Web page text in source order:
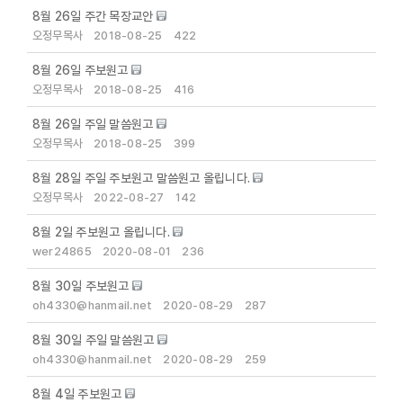
8월 26일 주간 목장교안
오정무목사 2018-08-25 422
8월 26일 주보원고
오정무목사 2018-08-25 416
8월 26일 주일 말씀원고
오정무목사 2018-08-25 399
8월 28일 주일 주보원고 말씀원고 올립니다.
오정무목사 2022-08-27 142
8월 2일 주보원고 올립니다.
wer24865 2020-08-01 236
8월 30일 주보원고
oh4330@hanmail.net 2020-08-29 287
8월 30일 주일 말씀원고
oh4330@hanmail.net 2020-08-29 259
8월 4일 주보원고